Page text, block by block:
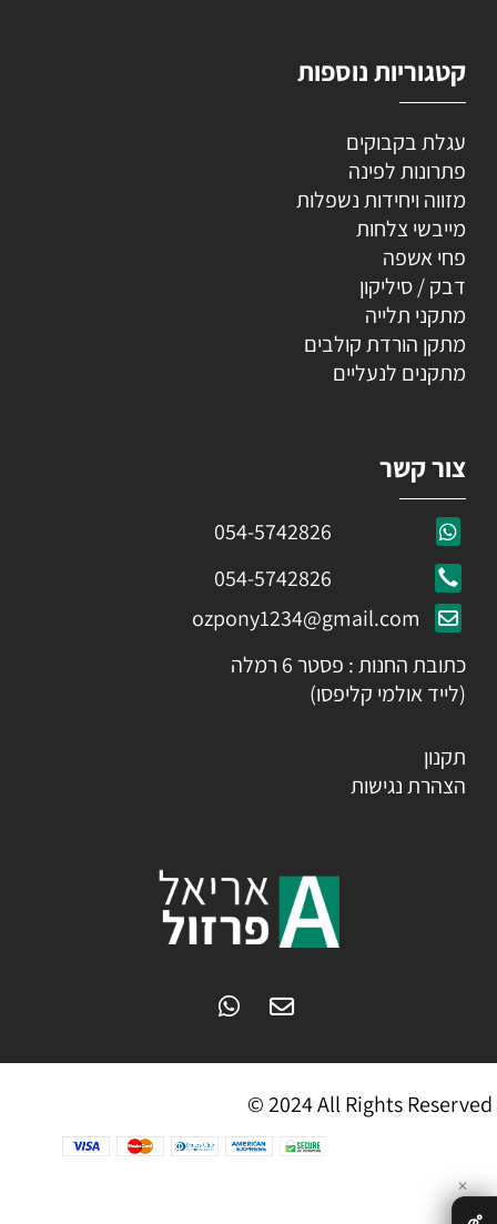
קטגוריות נוספות
עגלת בקבוקים
פתרונות לפינה
מזווה ויחידות נשפלות
מייבשי צלחות
פחי אשפה
דבק / סיליקון
מתקני תלייה
מתקן הורדת קולבים
מתקנים לנעליים
צור קשר
054-5742826
054-5742826
ozpony1234@gmail.com
כתובת החנות : פסטר 6 רמלה
(לייד אולמי קליפסו)
תקנון
הצהרת נגישות
© 2024 All Rights Reserved
✕